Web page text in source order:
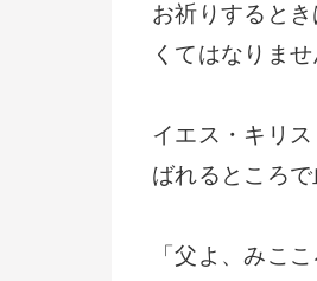
お祈りすると
くてはなりませ
イエス・キリ
ばれるところ
「父よ、みこ